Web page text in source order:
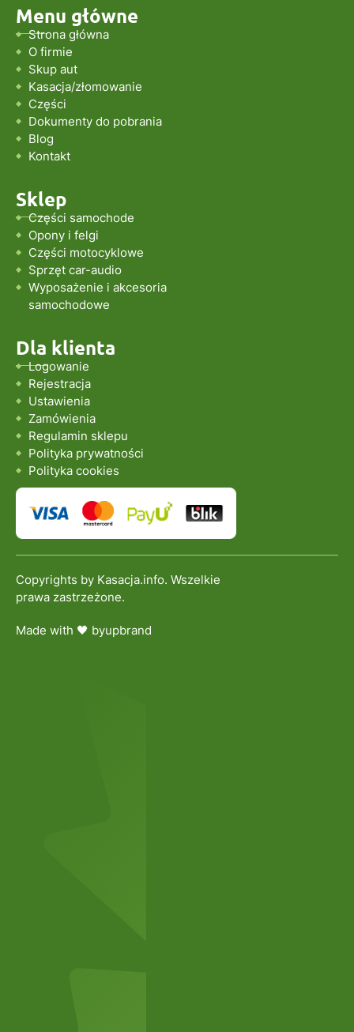
Menu główne
Strona główna
O firmie
Skup aut
Kasacja/złomowanie
Części
Dokumenty do pobrania
Blog
Kontakt
Sklep
Części samochode
Opony i felgi
Części motocyklowe
Sprzęt car-audio
Wyposażenie i akcesoria
samochodowe
Dla klienta
Logowanie
Rejestracja
Ustawienia
Zamówienia
Regulamin sklepu
Polityka prywatności
Polityka cookies
Copyrights by Kasacja.info. Wszelkie
prawa zastrzeżone.
Made with 🖤 byupbrand